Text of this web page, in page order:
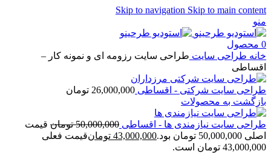
Skip to navigation Skip to main content
منو
0 محصول
خانه طراحی سایت طراحی سایت رزومه ای و نمونه کار –
اقساطی
طراحی سایت شرکتی - اقساطی 26,000,000 تومان
بازگشت به محصولات
طراحی سایت نیازمندی ها - اقساطی 50,000,000 تومان قیمت
اصلی 50,000,000 تومان بود.
43,000,000 تومانقیمت فعلی
43,000,000 تومان است.